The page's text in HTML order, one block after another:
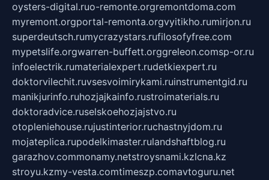
oysters-digital.ruo-remonte.orgremontdoma.com
myremont.orgportal-remonta.orgvyitikho.rumirjon.ru
superdeutsch.rumycrazystars.rufilosofyfree.com
mypetslife.orgwarren-buffett.orggreleon.comsp-or.ru
infoelectrik.rumaterialexpert.rudetkiexpert.ru
doktorvilechit.ruvsesvoimirykami.ruinstrumentgid.ru
manikjurinfo.ruhozjajkainfo.rustroimaterials.ru
doktoradvice.ruselskoehozjajstvo.ru
otopleniehouse.rujustinterior.ruchastnyjdom.ru
mojateplica.rupodelkimaster.rulandshaftblog.ru
garazhov.commonamy.netstroysnami.kzlcna.kz
stroyu.kzmy-vesta.comtimeszp.comavtoguru.net